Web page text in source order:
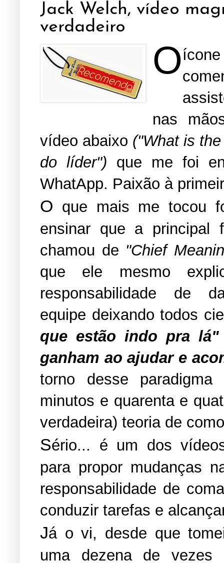
Jack Welch, vídeo
verdadeiro
O
nas
vídeo abaixo ("What is
do líder") que me foi
WhatApp. Paixão à
O que mais me tocou
ensinar que a
chamou de "Chief
que ele mesmo
responsabilidade de
equipe deixando todos
que estão indo pra lá"
ganham ao ajudar e
torno desse
minutos e quarenta e
verdadeira) teoria de
Sério... é um dos
para propor mudanças
responsabilidade de
conduzir tarefas e
Já o vi, desde que
uma dezena de